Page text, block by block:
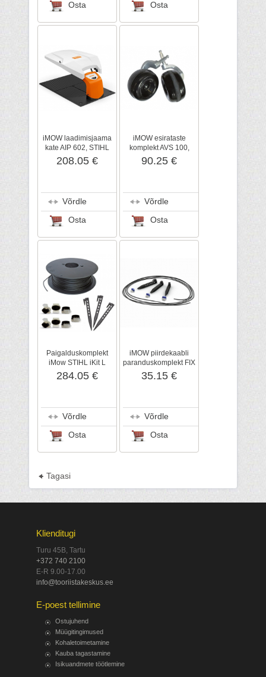
Osta Osta
iMOW laadimisjaama
kate AIP 602, STIHL
208.05 €
Võrdle
Osta
iMOW esirataste
komplekt AVS 100,
STIHL
90.25 €
Võrdle
Osta
Paigalduskomplekt
iMow STIHL iKit L
284.05 €
Võrdle
Osta
iMOW piirdekaabli
paranduskomplekt FIX
KIT 1, STIHL
35.15 €
Võrdle
Osta
Tagasi
Klienditugi
Turu 45B, Tartu
+372 740 2100
E-R 9.00-17.00
info@tooriistakeskus.ee
E-poest tellimine
Ostujuhend
Müügitingimused
Kohaletoimetamine
Kauba tagastamine
Isikuandmete töötlemine